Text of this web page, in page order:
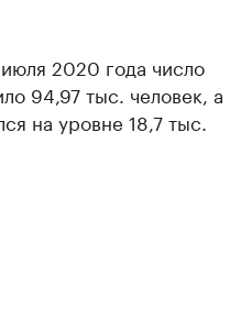
2020 года число
94,97 тыс. человек, а
на уровне 18,7 тыс.